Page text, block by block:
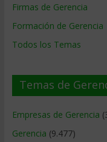
Firmas de Gerencia
Formación de Gerencia
Todos los Temas
Temas de
Empresas de Gerencia
Gerencia (9.477)